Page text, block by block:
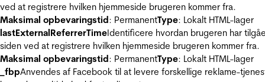
ved at registrere hvilken hjemmeside brugeren kommer fra.
Maksimal opbevaringstid: PermanentType: Lokalt HTML-lager
lastExternalReferrerTimeIdentificere hvordan brugeren har
siden ved at registrere hvilken hjemmeside brugeren kommer fra.
Maksimal opbevaringstid: PermanentType: Lokalt HTML-lager
_fbpAnvendes af Facebook til at levere forskellige reklame-